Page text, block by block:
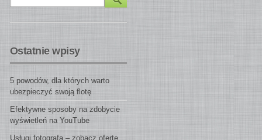
Ostatnie wpisy
5 powodów, dla których warto
ubezpieczyć swoją flotę
Efektywne sposoby na zdobycie
wyświetleń na YouTube
Usługi fotografa – zobacz ofertę